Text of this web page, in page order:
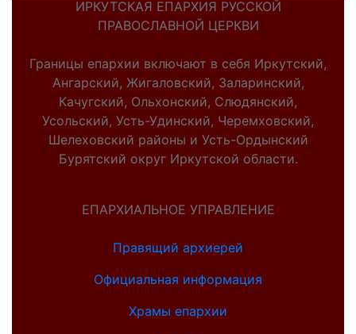
ИРКУТСКАЯ ЕПАРХИЯ РУССКОЙ
ПРАВОСЛАВНОЙ ЦЕРКВИ
Границы епархии включают в себя Иркутский,
Ангарский, Жигаловский, Заларинский,
Качугский, Ольхонский, Слюдянский,
Усольский, Усть-Удинский, Черемховский,
Шелеховский районы и Усть-Ордынский
Бурятский округ Иркутской области.
ЕПАРХИАЛЬНОЕ УПРАВЛЕНИЕ
Правящий архиерей
Официальная информация
Храмы епархии